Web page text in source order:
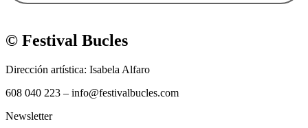
© Festival Bucles
Dirección artística: Isabela Alfaro
608 040 223 – info@festivalbucles.com
Newsletter